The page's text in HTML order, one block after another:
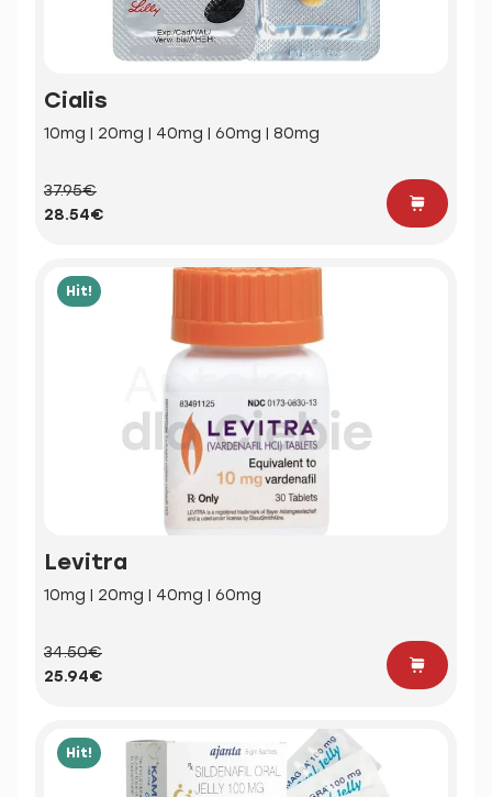
Cialis
10mg | 20mg | 40mg | 60mg | 80mg
37.95€
28.54€
Hit!
Levitra
10mg | 20mg | 40mg | 60mg
34.50€
25.94€
Hit!